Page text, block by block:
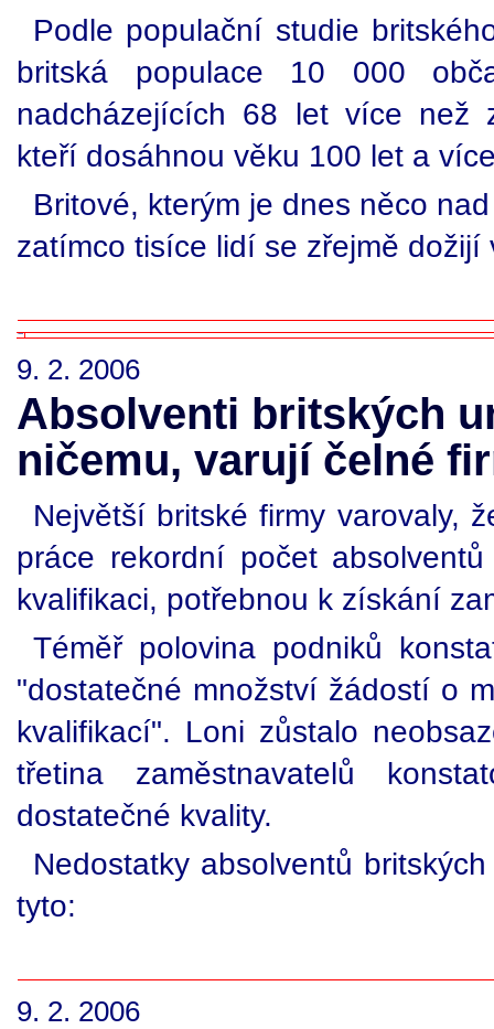
Podle populační studie
britská populace 10 000
nadcházejících 68 let více než
kteří dosáhnou věku 100 let a
Britové, kterým je dnes něco
zatímco tisíce lidí se zřejmě dožijí
9. 2. 2006
Absolventi britských
ničemu, varují čelné
Největší britské firmy varovaly,
práce rekordní počet
kvalifikaci, potřebnou k získání
Téměř polovina podniků
"dostatečné množství žádostí o
kvalifikací". Loni zůstalo
třetina zaměstnavatelů
dostatečné kvality.
Nedostatky absolventů
tyto:
9. 2. 2006